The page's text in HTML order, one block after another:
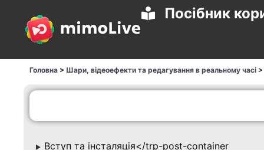
Посібник
Головна > Шари, відеоефекти та редагування в реальному часі >
▶ Вступ та інсталяція</trp-post-container